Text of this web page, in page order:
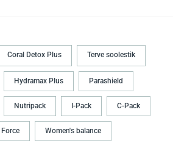
Coral Detox Plus Terve soolestik
Hydramax Plus Parashield
Nutripack I-Pack C-Pack
Women's balance